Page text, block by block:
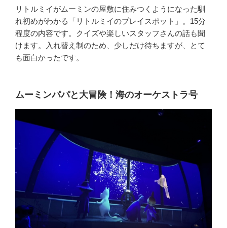
リトルミイがムーミンの屋敷に住みつくようになった馴
れ初めがわかる「リトルミイのプレイスポット」。15分
程度の内容です。クイズや楽しいスタッフさんの話も聞
けます。入れ替え制のため、少しだけ待ちますが、とて
も面白かったです。
ムーミンパパと大冒険！海のオーケストラ号